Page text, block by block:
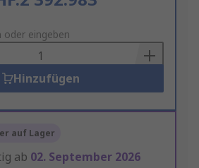
oder eingeben
Hinzufügen
auf Lager
ab 02. September 2026